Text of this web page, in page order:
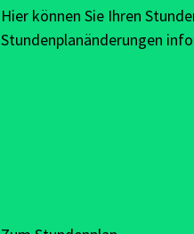
Hier können Sie Ihren
Stundenplanänderungen